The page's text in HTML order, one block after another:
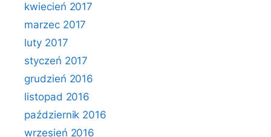
kwiecień 2017
marzec 2017
luty 2017
styczeń 2017
grudzień 2016
listopad 2016
październik 2016
wrzesień 2016